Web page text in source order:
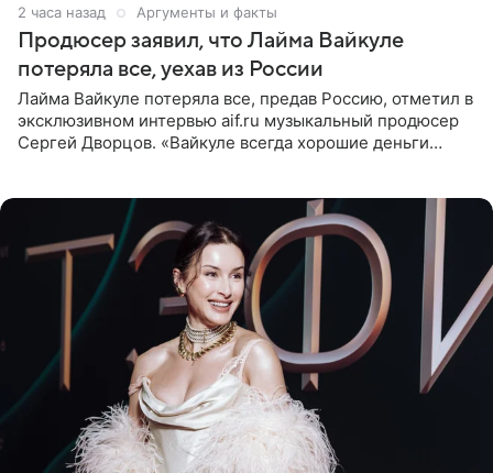
2 часа назад Аргументы и факты
Продюсер заявил, что Лайма Вайкуле
потеряла все, уехав из России
Лайма Вайкуле потеряла все, предав Россию, отметил в
эксклюзивном интервью aif.ru музыкальный продюсер
Сергей Дворцов. «Вайкуле всегда хорошие деньги